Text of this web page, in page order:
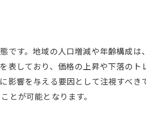
です。地域の人口増減や年齢構成は
表しており、価格の上昇や下落のト
響を与える要因として注視すべき
とが可能となります。